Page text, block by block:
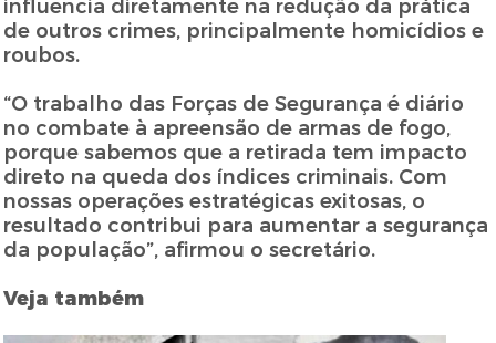
influencia diretamente na redução da prática
de outros crimes, principalmente homicídios e
roubos.
“O trabalho das Forças de Segurança é diário
no combate à apreensão de armas de fogo,
porque sabemos que a retirada tem impacto
direto na queda dos índices criminais. Com
nossas operações estratégicas exitosas, o
resultado contribui para aumentar a segurança
da população”, afirmou o secretário.
Veja também